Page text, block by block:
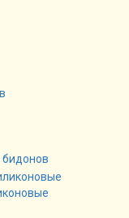
бидонов